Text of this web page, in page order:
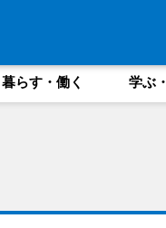
暮らす・働く 学ぶ